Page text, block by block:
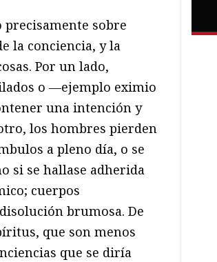
sobre
la conciencia, y la
Por un lado,
o —ejemplo eximio
una intención y
los hombres pierden
a pleno día, o se
si se hallase adherida
cuerpos
brumosa. De
que son menos
que se diría